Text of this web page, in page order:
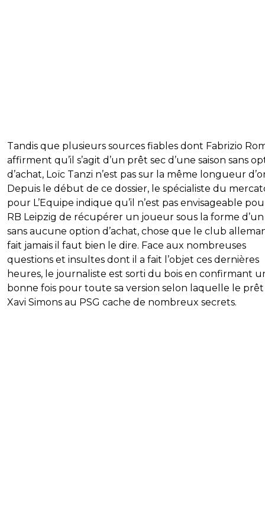
Tandis que plusieurs sources fiables dont Fabrizio
affirment qu’il s’agit d’un prêt sec d’une saison sans
d’achat, Loïc Tanzi n’est pas sur la même longueur
Depuis le début de ce dossier, le spécialiste du
pour L’Equipe indique qu’il n’est pas envisageable
RB Leipzig de récupérer un joueur sous la forme
sans aucune option d’achat, chose que le club
fait jamais il faut bien le dire. Face aux nombreuses
questions et insultes dont il a fait l’objet ces dernières
heures, le journaliste est sorti du bois en confirmant
bonne fois pour toute sa version selon laquelle le
Xavi Simons au PSG cache de nombreux secrets.